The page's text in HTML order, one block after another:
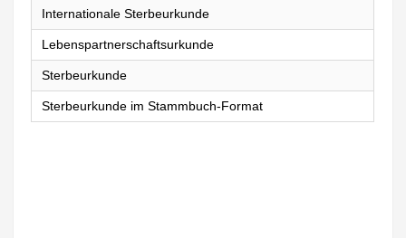
Internationale Sterbeurkunde
Lebenspartnerschaftsurkunde
Sterbeurkunde
Sterbeurkunde im Stammbuch-Format